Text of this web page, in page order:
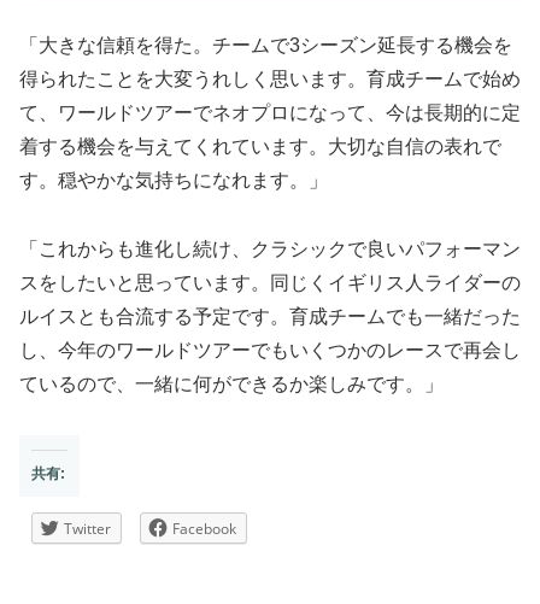
「大きな信頼を得た。チームで3シーズン延長する機会を
得られたことを大変うれしく思います。育成チームで始め
て、ワールドツアーでネオプロになって、今は長期的に定
着する機会を与えてくれています。大切な自信の表れで
す。穏やかな気持ちになれます。」
「これからも進化し続け、クラシックで良いパフォーマン
スをしたいと思っています。同じくイギリス人ライダーの
ルイスとも合流する予定です。育成チームでも一緒だった
し、今年のワールドツアーでもいくつかのレースで再会し
ているので、一緒に何ができるか楽しみです。」
共有:
Twitter Facebook